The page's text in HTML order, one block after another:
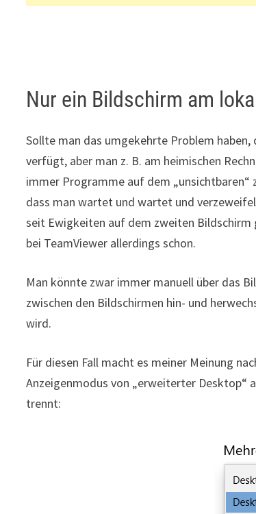
Nur ein Bildschirm am
Sollte man das umgekehrte Problem
verfügt, aber man z. B. am heimischen
immer Programme auf dem
dass man wartet und wartet und
seit Ewigkeiten auf dem zweiten Bildschirm
bei TeamViewer allerdings schon.
Man könnte zwar immer manuell über das
zwischen den Bildschirmen hin- und
wird.
Für diesen Fall macht es meiner Meinung
Anzeigenmodus von „erweiterter Desktop“
trennt: